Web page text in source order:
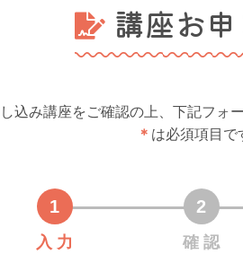
講座お
込み講座をご確認の上、下記フォ
＊ は必須項目で
入 力 確 認